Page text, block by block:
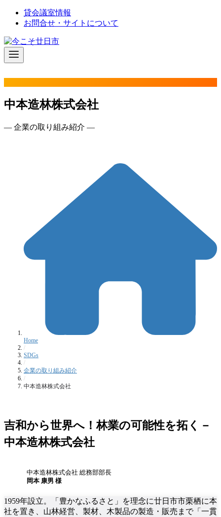
ン
ツ
へ
貸会議室情報
お問合せ・サイトについて
中本造林株式会社
― 企業の取り組み紹介 ―
Home
/
SDGs
/
企業の取り組み紹介
/
中本造林株式会社
吉和から世界へ！林業の可能性を拓く －
中本造林株式会社
中本造林株式会社 総務部部長
岡本 康男 様
1959年設立。「豊かなふるさと」を理念に廿日市市栗栖に本
社を置き、山林経営、製材、木製品の製造・販売まで「一貫